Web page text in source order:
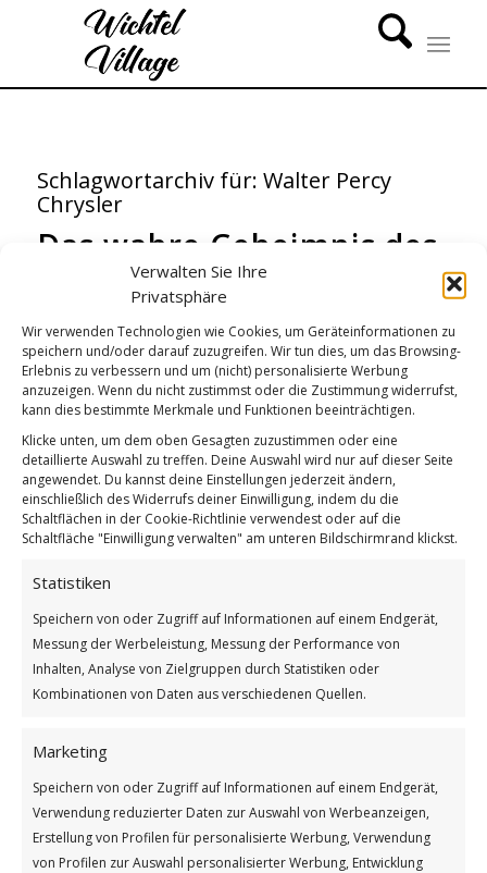
Verwalten Sie Ihre
Privatsphäre
Wir verwenden Technologien wie Cookies, um Geräteinformationen zu
speichern und/oder darauf zuzugreifen. Wir tun dies, um das Browsing-
Erlebnis zu verbessern und um (nicht) personalisierte Werbung
anzuzeigen. Wenn du nicht zustimmst oder die Zustimmung widerrufst,
kann dies bestimmte Merkmale und Funktionen beeinträchtigen.
Klicke unten, um dem oben Gesagten zuzustimmen oder eine
detaillierte Auswahl zu treffen. Deine Auswahl wird nur auf dieser Seite
angewendet. Du kannst deine Einstellungen jederzeit ändern,
einschließlich des Widerrufs deiner Einwilligung, indem du die
Schaltflächen in der Cookie-Richtlinie verwendest oder auf die
Schaltfläche "Einwilligung verwalten" am unteren Bildschirmrand klickst.
Statistiken
Speichern von oder Zugriff auf Informationen auf einem Endgerät,
Messung der Werbeleistung, Messung der Performance von
Inhalten, Analyse von Zielgruppen durch Statistiken oder
Kombinationen von Daten aus verschiedenen Quellen.
Marketing
Speichern von oder Zugriff auf Informationen auf einem Endgerät,
Verwendung reduzierter Daten zur Auswahl von Werbeanzeigen,
Erstellung von Profilen für personalisierte Werbung, Verwendung
von Profilen zur Auswahl personalisierter Werbung, Entwicklung
Schlagwortarchiv für: Walter Percy
Chrysler
Das wahre Geheimnis des
Erfolgs
Das wahre Geheimnis des Erfolgs
Weiterlesen
3. FEBRUAR 2026 / 0 KOMMENTARE / VONGÜNTER